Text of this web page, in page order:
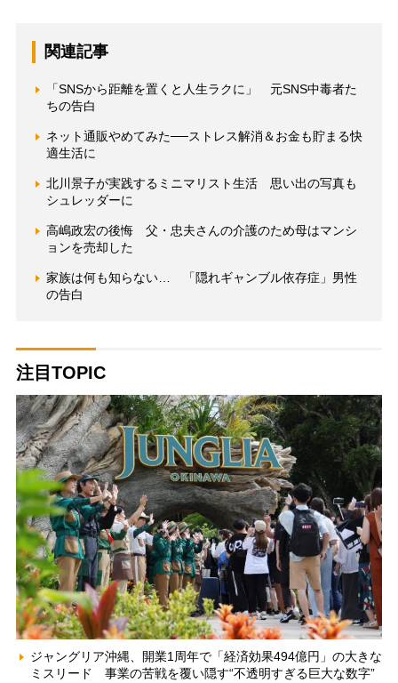
関連記事
「SNSから距離を置くと人生ラクに」 元SNS中毒者た
ちの告白
ネット通販やめてみた──ストレス解消＆お金も貯まる快
適生活に
北川景子が実践するミニマリスト生活 思い出の写真も
シュレッダーに
高嶋政宏の後悔 父・忠夫さんの介護のため母はマンシ
ョンを売却した
家族は何も知らない… 「隠れギャンブル依存症」男性
の告白
注目TOPIC
ジャングリア沖縄、開業1周年で「経済効果494億円」の大きな
ミスリード 事業の苦戦を覆い隠す“不透明すぎる巨大な数字”